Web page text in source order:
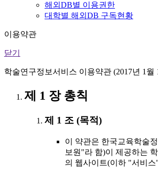
해외DB별 이용권한
대학별 해외DB 구독현황
이용약관
닫기
학술연구정보서비스 이용약관 (2017년 1월
제 1 장 총칙
제 1 조 (목적)
이 약관은 한국교육학술
보원"라 함)이 제공하는
의 웹사이트(이하 "서비스